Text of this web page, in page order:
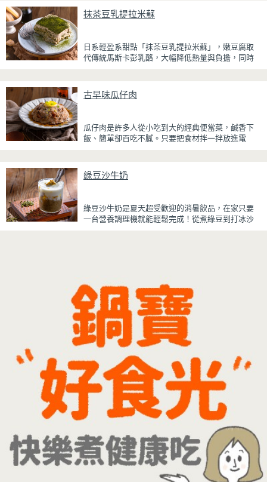
入氣炸烤箱烘烤，免油炸也能烤出外皮金黃微酥、
配冰涼啤酒更是絕配！無論是父親節、聚會或宵夜
時光，在家就能輕鬆端出美味下酒菜。
抹茶豆乳提拉米蘇
日系輕盈系甜點「抹茶豆乳提拉米蘇」，嫩豆腐取
代傳統馬斯卡彭乳酪，大幅降低熱量與負擔，同時
厚重，搭配帶微苦茶香的抹茶與香氣濃郁的黃豆
粉，甜而不膩，層次更加豐富。
吃到淡淡的茶香。相較於傳統提拉米蘇，這款更清
爽、更低負擔，無論是下午茶、飯後甜點，或是正
古早味瓜仔肉
瓜仔肉是許多人從小吃到大的經典便當菜，鹹香下
飯、簡單卻百吃不膩。只要把食材拌一拌放進電
蒸好的瓜仔肉鮮嫩多汁，絞肉吸飽脆瓜醬汁的甘甜
滿濃濃古早味，帶便當、配稀飯、配白飯都好吃，
讓人忍不住多扒好幾口飯，是一道簡單又美味的經
綠豆沙牛奶
綠豆沙牛奶是夏天超受歡迎的消暑飲品，在家只要
一台營養調理機就能輕鬆完成！從煮綠豆到打冰沙
炎夏日一定要喝一杯！